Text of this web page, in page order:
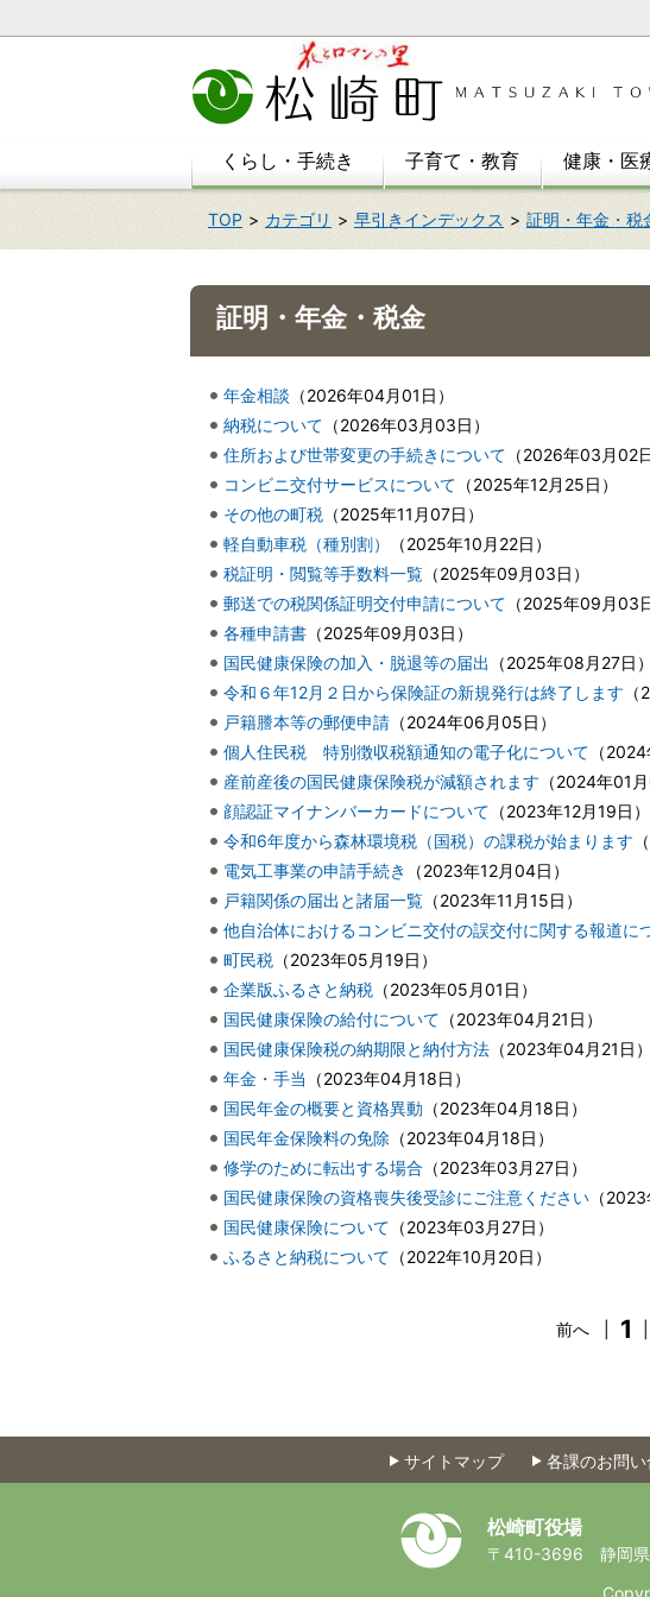
文
移
動
くらし・手続き 子育て・教育 健康・医
TOP カテゴリ 早引きインデックス 証明・年金・税
証明・年金・税金
年金相談 （2026年04月01日 ）
納税について （2026年03月03日 ）
住所および世帯変更の手続きについて （2026年03月02
コンビニ交付サービスについて （2025年12月25日 ）
その他の町税 （2025年11月07日 ）
軽自動車税（種別割）
（2025年10月22日 ）
税証明・閲覧等手数料一覧 （2025年09月03日 ）
郵送での税関係証明交付申請について （2025年09月03
各種申請書 （2025年09月03日 ）
国民健康保険の加入・脱退等の届出
（2025年08月27日 ）
令和６年12月２日から保険証の新規発行は終了します （
戸籍謄本等の郵便申請 （2024年06月05日 ）
個人住民税 特別徴収税額通知の電子化について （2024
産前産後の国民健康保険税が減額されます （2024年01
顔認証マイナンバーカードについて （2023年12月19日 ）
令和6年度から森林環境税（国税）の課税が始まります （
電気工事業の申請手続き
（2023年12月04日 ）
戸籍関係の届出と諸届一覧 （2023年11月15日 ）
他自治体におけるコンビニ交付の誤交付に関する報道に
町民税 （2023年05月19日 ）
企業版ふるさと納税 （2023年05月01日 ）
国民健康保険の給付について （2023年04月21日 ）
国民健康保険税の納期限と納付方法 （2023年04月21日 ）
年金・手当
（2023年04月18日 ）
国民年金の概要と資格異動 （2023年04月18日 ）
国民年金保険料の免除 （2023年04月18日 ）
修学のために転出する場合 （2023年03月27日 ）
国民健康保険の資格喪失後受診にご注意ください （2023
国民健康保険について （2023年03月27日 ）
ふるさと納税について （2022年10月20日 ）
前へ 1
サイトマップ
各課のお問
松崎町役場
〒410-3696 静岡